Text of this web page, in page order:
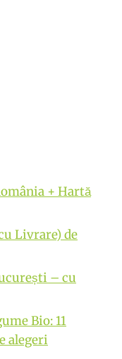
+ Hartă
Livrare) de
– cu
Bio: 11
alegeri